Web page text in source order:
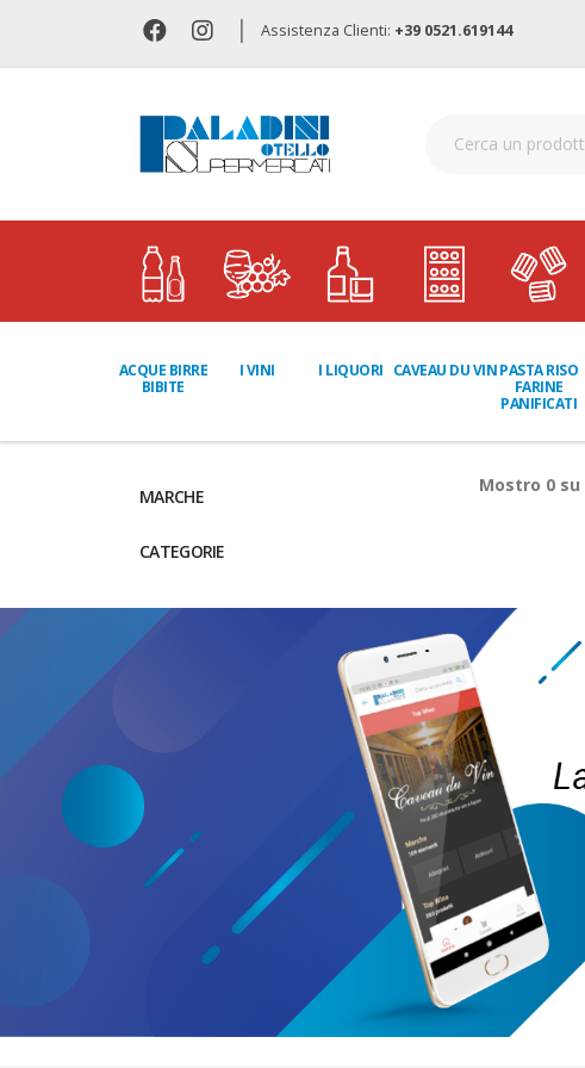
| Assistenza Clienti: +39 0521.619144
ACQUE BIRRE
BIBITE
I VINI I LIQUORI CAVEAU DU VINPASTA RISO
FARINE
PANIFICATI
MARCHE
CATEGORIE
Mostro 0 su